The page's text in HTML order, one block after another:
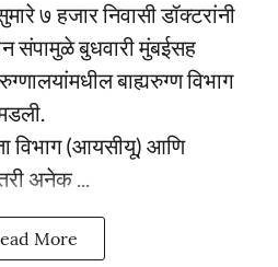
७ हजार निवासी डॉक्टरांनी
संपामुळे बुधवारी मुंबईसह
बाह्यरुग्ण विभाग
विभाग (आयसीयू) आणि
अनेक ...
More